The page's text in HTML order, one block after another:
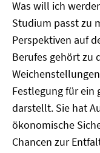
Was will ich
Studium passt zu
Perspektiven auf
Berufes gehört zu
Festlegung für ein
darstellt. Sie hat
ökonomische
Chancen zur